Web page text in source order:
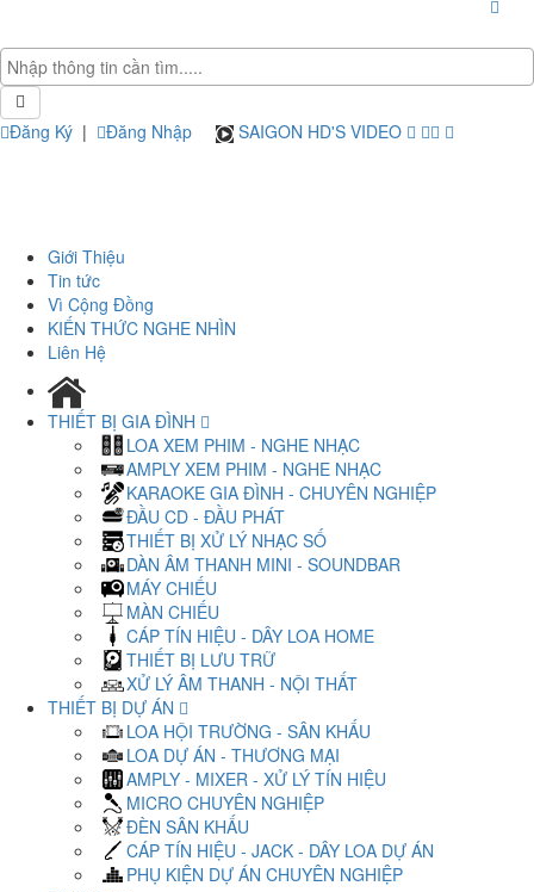
Đăng Ký | Đăng Nhập SAIGON HD'S VIDEO
Giới Thiệu
Tin tức
Vì Cộng Đồng
KIẾN THỨC NGHE NHÌN
Liên Hệ
THIẾT BỊ GIA ĐÌNH
LOA XEM PHIM - NGHE NHẠC
AMPLY XEM PHIM - NGHE NHẠC
KARAOKE GIA ĐÌNH - CHUYÊN NGHIỆP
ĐẦU CD - ĐẦU PHÁT
THIẾT BỊ XỬ LÝ NHẠC SỐ
DÀN ÂM THANH MINI - SOUNDBAR
MÁY CHIẾU
MÀN CHIẾU
CÁP TÍN HIỆU - DÂY LOA HOME
THIẾT BỊ LƯU TRỮ
XỬ LÝ ÂM THANH - NỘI THẤT
THIẾT BỊ DỰ ÁN
LOA HỘI TRƯỜNG - SÂN KHẤU
LOA DỰ ÁN - THƯƠNG MẠI
AMPLY - MIXER - XỬ LÝ TÍN HIỆU
MICRO CHUYÊN NGHIỆP
ĐÈN SÂN KHẤU
CÁP TÍN HIỆU - JACK - DÂY LOA DỰ ÁN
PHỤ KIỆN DỰ ÁN CHUYÊN NGHIỆP